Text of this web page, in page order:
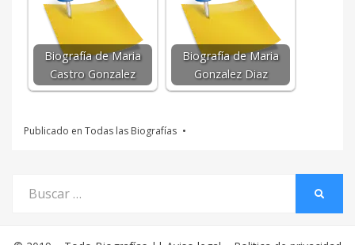
Biografía de Maria
Castro Gonzalez
Biografía de Maria
Gonzalez Diaz
Publicado en Todas las Biografías
por: